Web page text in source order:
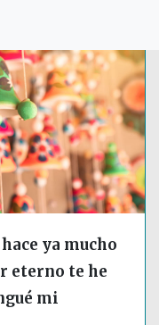
ya mucho
eterno te he
mi